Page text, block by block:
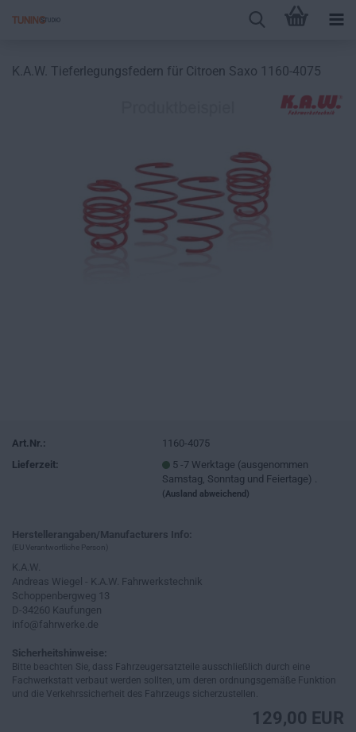
K.A.W. Tieferlegungsfedern für Citroen Saxo 1160-4075
Art.Nr.:
1160-4075
Lieferzeit:
5 -7 Werktage (ausgenommen
Samstag, Sonntag und Feiertage) .
(Ausland abweichend)
Herstellerangaben/Manufacturers Info:
(EU Verantwortliche Person)
K.A.W.
Andreas Wiegel - K.A.W. Fahrwerkstechnik
Schoppenbergweg 13
D-34260 Kaufungen
info@fahrwerke.de
Sicherheitshinweise:
Bitte beachten Sie, dass Fahrzeugersatzteile ausschließlich durch eine
Fachwerkstatt verbaut werden sollten, um deren ordnungsgemäße Funktion
und die Verkehrssicherheit des Fahrzeugs sicherzustellen.
129,00 EUR